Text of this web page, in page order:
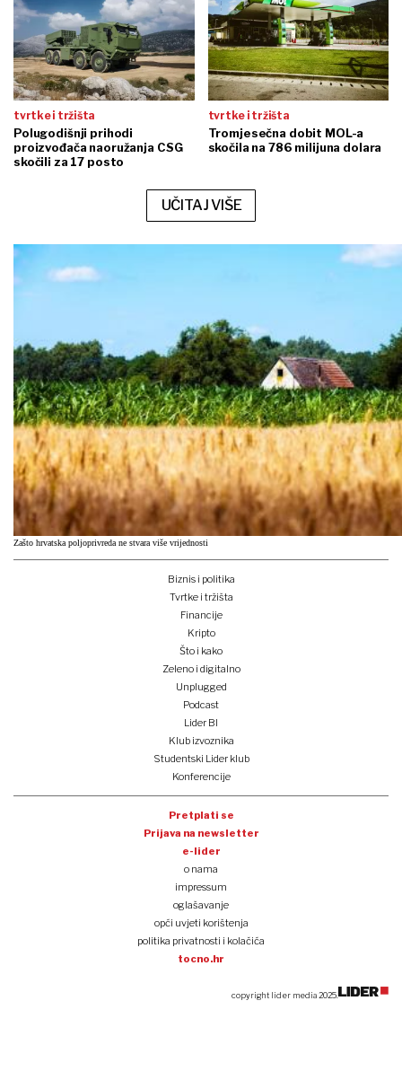
tvrtke i tržišta
Polugodišnji prihodi
proizvođača naoružanja CSG
skočili za 17 posto
tvrtke i tržišta
Tromjesečna dobit MOL-a
skočila na 786 milijuna dolara
UČITAJ VIŠE
Zašto hrvatska poljoprivreda ne stvara više vrijednosti
Biznis i politika
Tvrtke i tržišta
Financije
Kripto
Što i kako
Zeleno i digitalno
Unplugged
Podcast
Lider BI
Klub izvoznika
Studentski Lider klub
Konferencije
Pretplati se
Prijava na newsletter
e-lider
o nama
impressum
oglašavanje
opći uvjeti korištenja
politika privatnosti i kolačića
tocno.hr
copyright lider media 2025.